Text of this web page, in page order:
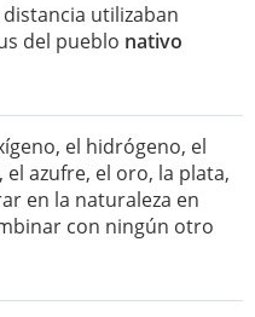
utilizaban
del pueblo nativo
el hidrógeno, el
azufre, el oro, la plata,
en la naturaleza en
con ningún otro